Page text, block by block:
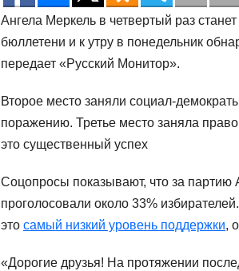
Ангела Меркель в четвертый раз
бюллетени и к утру в понедельник
передает «Русский Монитор».
Второе место заняли социал-
поражению. Третье место заняла
это существенный успех
Соцопросы показывают, что за партию
проголосовали около 33%
это самый низкий уровень поддержки,
«Дорогие друзья! На протяжении